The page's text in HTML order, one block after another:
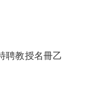
聘教授名冊乙